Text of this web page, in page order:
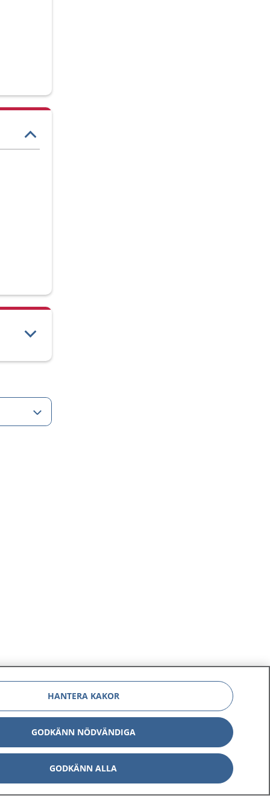
HANTERA KAKOR
GODKÄNN NÖDVÄNDIGA
GODKÄNN ALLA